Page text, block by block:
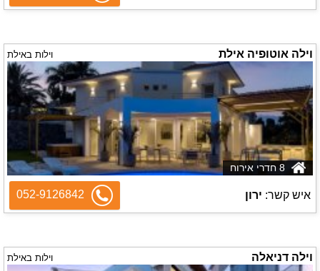
וילה אוטופיה אילת וילות באילת
איש קשר: ירון 052-9126842
וילה דניאלה וילות באילת